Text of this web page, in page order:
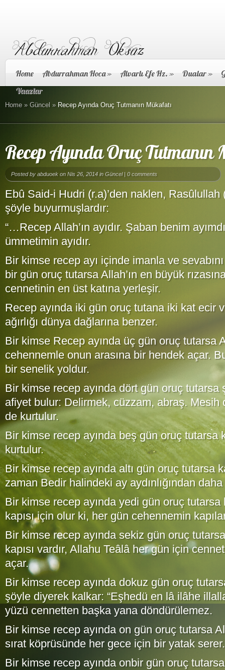
Home Abdurrahman Hoca» Alvarlı Efe Hz. » Dualar»
Vaazlar
Home » Güncel » Recep Ayında Oruç Tutmanın Mükafatı
Recep Ayında Oruç Tutmanın
Posted by abduoek on Nis 26, 2014 in Güncel| 0 comments
Ebû Said-i Hudri (r.a)’den naklen,
şöyle buyurmuşlardır:
“…Recep Allah’ın ayıdır. Şaban benim
ümmetimin ayıdır.
Bir kimse recep ayı içinde imanla ve
bir gün oruç tutarsa Allah’ın en büyük
cennetinin en üst katına yerleşir.
Recep ayında iki gün oruç tutana iki kat ecir
ağırlığı dünya dağlarına benzer.
Bir kimse Recep ayında üç gün oruç tutarsa
cehennemle onun arasına bir hendek açar.
bir senelik yoldur.
Bir kimse recep ayında dört gün oruç tutarsa
afiyet bulur: Delirmek, cüzzam, abraş. Mesih
de kurtulur.
Bir kimse recep ayında beş gün oruç tutarsa
kurtulur.
Bir kimse recep ayında altı gün oruç tutarsa
zaman Bedir halindeki ay aydınlığından
Bir kimse recep ayında yedi gün oruç
kapısı için olur ki, her gün cehennemin
Bir kimse recep ayında sekiz gün oruç
kapısı vardır, Allahu Teâlâ her gün için
açar.
Bir kimse recep ayında dokuz gün oruç
şöyle diyerek kalkar: “Eşhedü en lâ ilâhe
yüzü cennetten başka yana döndürülemez.
Bir kimse recep ayında on gün oruç tutarsa
sırat köprüsünde her gece için bir yatak
Bir kimse recep ayında onbir gün oruç